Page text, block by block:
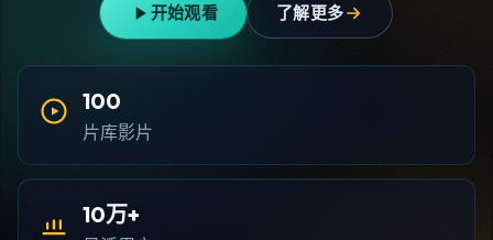
开始观看 了解更多
100
片库影片
10万+